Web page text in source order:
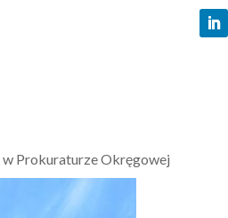
Prokuraturze Okręgowej